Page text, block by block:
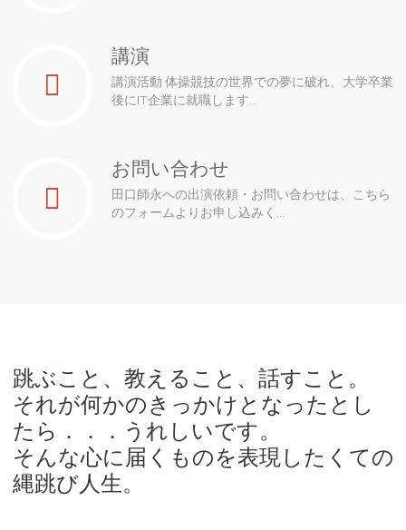
講演
講演活動 体操競技の世界での夢に破れ、大学卒業
後にIT企業に就職します...
お問い合わせ
田口師永への出演依頼・お問い合わせは、こちら
のフォームよりお申し込みく...
跳ぶこと、教えること、話すこと。
それが何かのきっかけとなったとし
たら．．．うれしいです。
そんな心に届くものを表現したくての
縄跳び人生。